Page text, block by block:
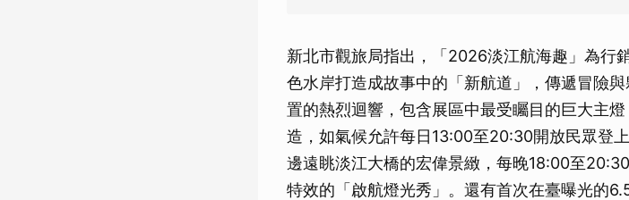
新北市觀旅局指出，「2026淡江航海趣」為行
色水岸打造成故事中的「新航道」，傳遞冒險
置的熱烈迴響，包含展區中最受矚目的巨大主
造，如氣候允許每日13:00至20:30開放民眾登
邊遠眺淡江大橋的宏偉景緻，每晚18:00至
特效的「啟航燈光秀」。還有首次在臺曝光的